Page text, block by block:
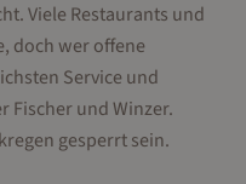
Viele Restaurants und
doch wer offene
Service und
Fischer und Winzer.
gesperrt sein.